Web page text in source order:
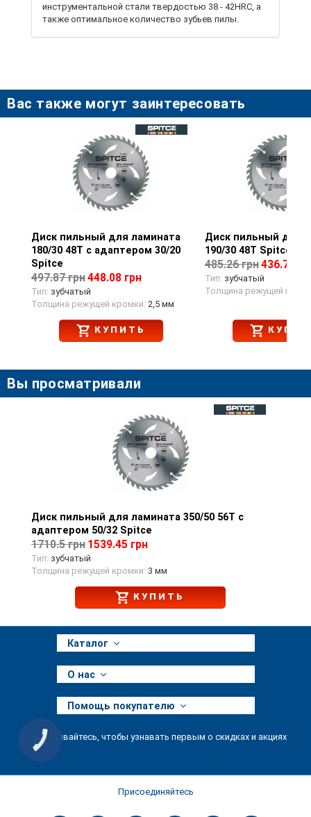
инструментальной стали твердостью 38 - 42HRC, а
также оптимальное количество зубьев пилы.
работы, без деформации поверхности с минимумом
колебаний, что позволяет снизить
непосредственную нагрузку на подвижные части
оборудования. Диск используется с циркулярными
Вас также могут заинтересовать
Просмотр товара
Диск пильный для ламината
180/30 48T с адаптером 30/20
Spitce
497.87 грн448.08 грн
Тип: зубчатый
Толщина режущей кромки: 2,5 мм
КУПИТЬ
Просмотр
Диск пильный
190/30 48T Spitce
485.26 грн436.73
Тип: зубчатый
Толщина режущей
Вы просматривали
Просмотр товара
Диск пильный для ламината 350/50 56T с
адаптером 50/32 Spitce
1710.5 грн 1539.45 грн
Тип: зубчатый
Толщина режущей кромки: 3 мм
КУПИТЬ
Каталог
О нас
Помощь покупателю
Подписывайтесь, чтобы узнавать первым о скидках и акциях
Присоединяйтесь
КНОПКА
ЗВ'ЯЗКУ